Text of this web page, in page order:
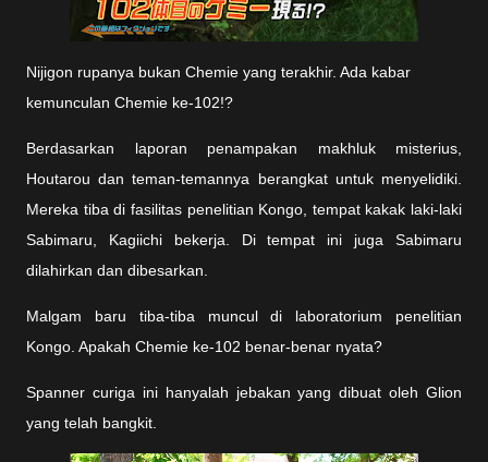
Nijigon rupanya bukan Chemie yang terakhir. Ada kabar
kemunculan Chemie ke-102!?
Berdasarkan laporan penampakan makhluk misterius,
Houtarou dan teman-temannya berangkat untuk menyelidiki.
Mereka tiba di fasilitas penelitian Kongo, tempat kakak laki-laki
Sabimaru, Kagiichi bekerja. Di tempat ini juga Sabimaru
dilahirkan dan dibesarkan.
Malgam baru tiba-tiba muncul di laboratorium penelitian
Kongo. Apakah Chemie ke-102 benar-benar nyata?
Spanner curiga ini hanyalah jebakan yang dibuat oleh Glion
yang telah bangkit.